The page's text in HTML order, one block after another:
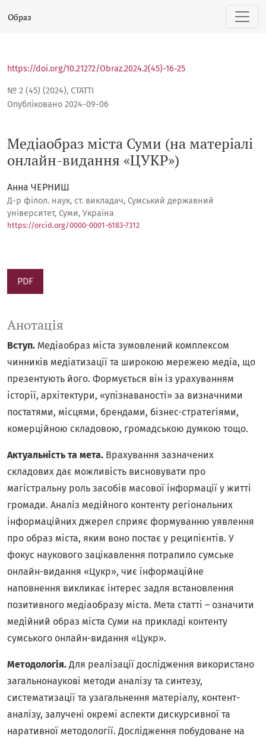
Медіаобраз міста Суми (на матеріалі онлайн-видання
Образ
№ 2 (45) (2024), СТАТТІ
Медіаобраз міста Суми (на матеріалі
онлайн-видання «ЦУКР»)
https://doi.org/10.21272/Obraz.2024.2(45)-16-25
Опубліковано 2024-09-06
Анна ЧЕРНИШ
Д-р філол. наук, ст. викладач, Сумський державний
університет, Суми, Україна
https://orcid.org/0000-0001-6183-7312
PDF
Анотація
Вступ. Медіаобраз міста зумовлений комплексом
чинників медіатизації та широкою мережею медіа, що
презентують його. Формується він із урахуванням
історії, архітектури, «упізнаваності» за визначними
постатями, місцями, брендами, бізнес-стратегіями,
комерційною складовою, громадською думкою тощо.
Актуальність та мета. Врахування зазначених
складових дає можливість висновувати про
магістральну роль засобів масової інформації у житті
громади. Аналіз медійного контенту регіональних
інформаційних джерел сприяє формуванню уявлення
про образ міста, яким воно постає у реципієнтів. У
фокус наукового зацікавлення потрапило сумське
онлайн-видання «Цукр», чиє інформаційне
наповнення викликає інтерес задля встановлення
позитивного медіаобразу міста. Мета статті – означити
медійний образ міста Суми на прикладі контенту
сумського онлайн-видання «Цукр».
Методологія.Для реалізації дослідження використано
загальнонаукові методи аналізу та синтезу,
систематизації та узагальнення матеріалу, контент-
аналізу, залучені окремі аспекти дискурсивної та
наративної методології. Дослідження побудоване на